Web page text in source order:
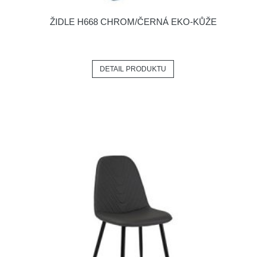
ŽIDLE H668 CHROM/ČERNÁ EKO-KŮŽE
DETAIL PRODUKTU